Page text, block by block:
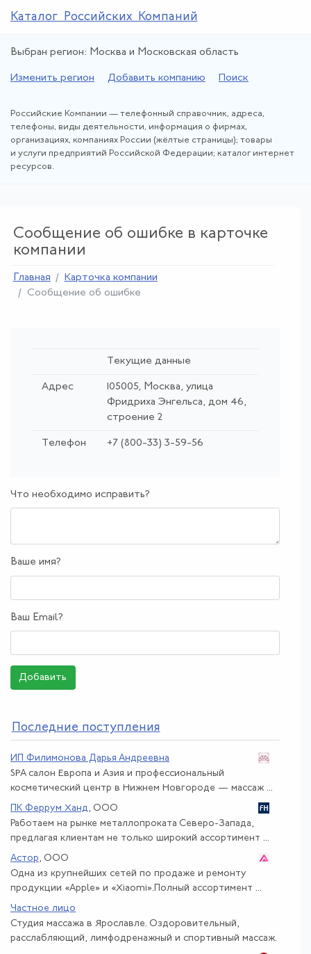
Каталог Российских Компаний
Выбран регион: Москва и Московская область
Изменить регион Добавить компанию Поиск
Российские Компании — телефонный справочник, адреса,
телефоны, виды деятельности, информация о фирмах,
организациях, компаниях России (жёлтые страницы); товары
и услуги предприятий Российской Федерации; каталог интернет
ресурсов.
Сообщение об ошибке в карточке
компании
Главная
Карточка компании
Сообщение об ошибке
Текущие данные
Адрес
105005, Москва, улица
Фридриха Энгельса, дом 46,
строение 2
Телефон +7 (800-33) 3-59-56
Что необходимо исправить?
Ваше имя?
Ваш Email?
Добавить
Последние поступления
ИП Филимонова Дарья Андреевна
SPA салон Европа и Азия и профессиональный
косметический центр в Нижнем Новгороде — массаж ...
ПК Феррум Ханд, ООО
Работаем на рынке металлопроката Северо-Запада,
предлагая клиентам не только широкий ассортимент ...
Астор, ООО
Одна из крупнейших сетей по продаже и ремонту
продукции «Apple» и «Xiaomi».Полный ассортимент ...
Частное лицо
Студия массажа в Ярославле. Оздоровительный,
расслабляющий, лимфодренажный и спортивный массаж.